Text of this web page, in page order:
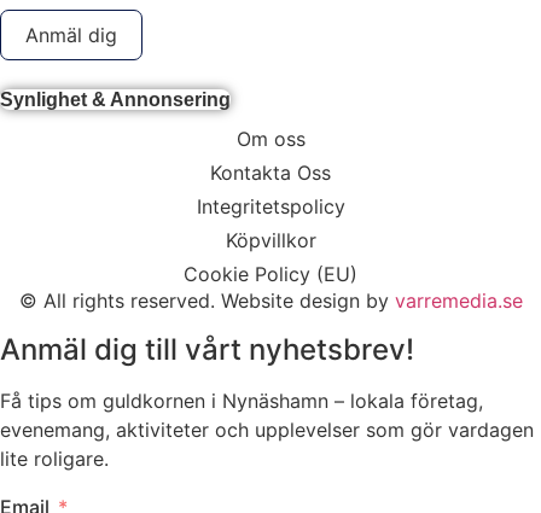
Anmäl dig
Synlighet & Annonsering
Om oss
Kontakta Oss
Integritetspolicy
Köpvillkor
Cookie Policy (EU)
© All rights reserved. Website design by varremedia.se
Anmäl dig till vårt nyhetsbrev!
Få tips om guldkornen i Nynäshamn – lokala företag,
evenemang, aktiviteter och upplevelser som gör vardagen
lite roligare.
Email